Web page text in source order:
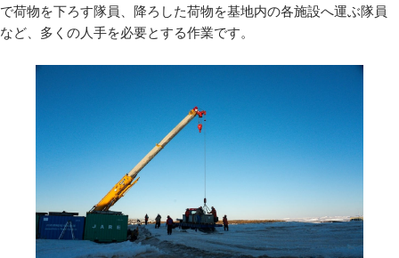
で荷物を下ろす隊員、降ろした荷物を基地内の各施設へ運ぶ隊員
など、多くの人手を必要とする作業です。